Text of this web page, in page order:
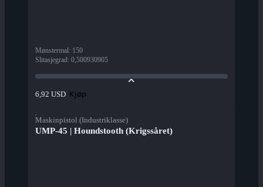
Mønstermal: 150
Slitasjegrad: 0,500930905
6,92 USD Kjøp
Maskinpistol (Industriklasse)
UMP-45 | Houndstooth (Krigssåret)